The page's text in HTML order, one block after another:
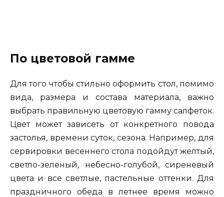
По цветовой гамме
Для того чтобы стильно оформить стол, помимо
вида, размера и состава материала, важно
выбрать правильную цветовую гамму салфеток.
Цвет может зависеть от конкретного повода
застолья, времени суток, сезона. Например, для
сервировки весеннего стола подойдут желтый,
светло-зеленый, небесно-голубой, сиреневый
цвета и все светлые, пастельные оттенки. Для
праздничного обеда в летнее время можно